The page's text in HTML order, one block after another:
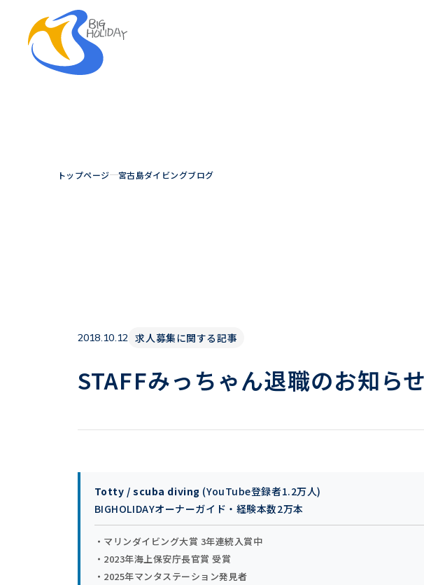
トップページ 宮古島ダイビングブログ
2018.10.12 求人募集に関する記事
STAFFみっちゃん退職のお知らせ
Totty / scuba diving (YouTube登録者1.2万人)
BIGHOLIDAYオーナーガイド・経験本数2万本
・マリンダイビング大賞 3年連続入賞中
・2023年海上保安庁長官賞 受賞
・2025年マンタステーション発見者